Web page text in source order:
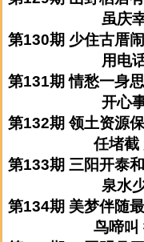
虽庆
第130期 少住古厝
用电
第131期 情愁一身
开心
第132期 领土资源
任堵截
第133期 三阳开泰
泉水
第134期 美梦伴随
鸟啼叫